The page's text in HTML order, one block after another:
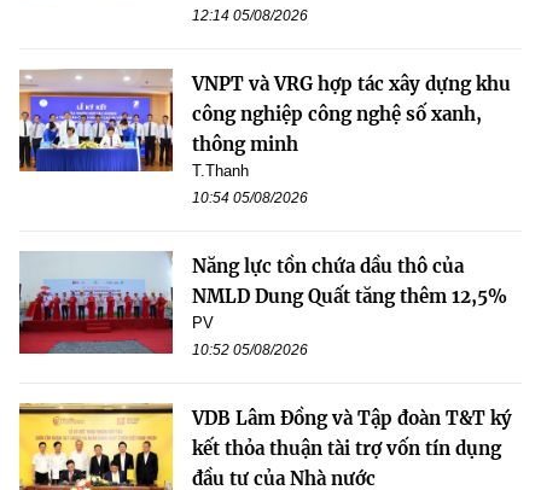
12:14 05/08/2026
VNPT và VRG hợp tác xây dựng khu
công nghiệp công nghệ số xanh,
thông minh
T.Thanh
10:54 05/08/2026
Năng lực tồn chứa dầu thô của
NMLD Dung Quất tăng thêm 12,5%
PV
10:52 05/08/2026
VDB Lâm Đồng và Tập đoàn T&T ký
kết thỏa thuận tài trợ vốn tín dụng
đầu tư của Nhà nước